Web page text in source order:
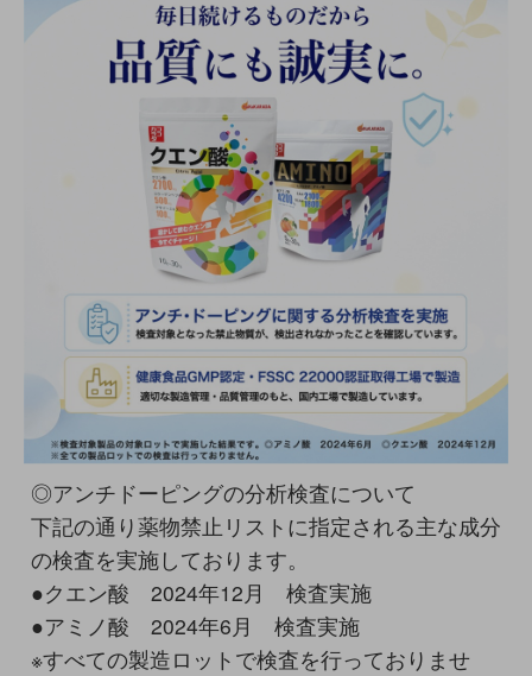
◎アンチドーピングの分析検査について
下記の通り薬物禁止リストに指定される主な成分
の検査を実施しております。
●クエン酸 2024年12月 検査実施
●アミノ酸 2024年6月 検査実施
※すべての製造ロットで検査を行っておりませ